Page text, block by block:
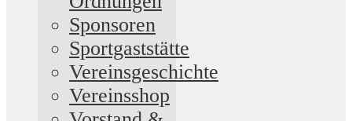
Sponsoren
Sportgaststätte
Vereinsgeschichte
Vereinsshop